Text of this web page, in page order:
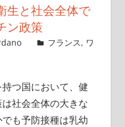
生と社会全体で
ン政策
フランス, ワ
つ国において、健
社会全体の大きな
でも予防接種は乳幼